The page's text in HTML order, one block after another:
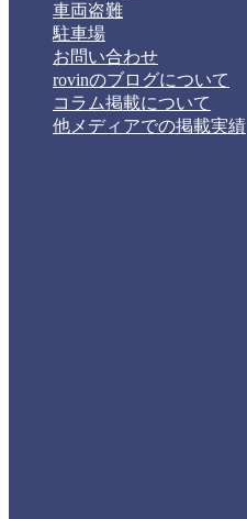
車両盗難
駐車場
お問い合わせ
rovinのブログについて
コラム掲載について
他メディアでの掲載実績